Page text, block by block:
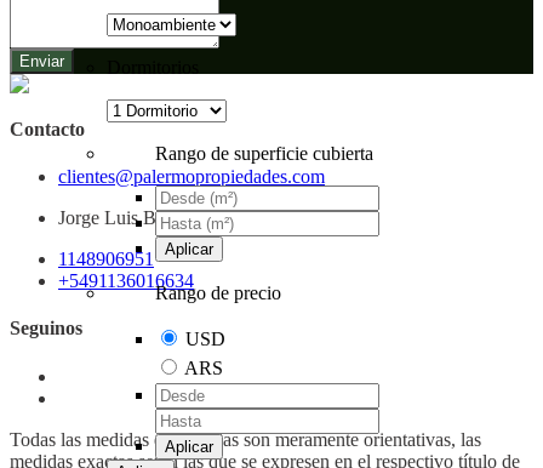
Rango de superficie cubierta
Aplicar
Rango de precio
USD
ARS
Aplicar
Enviar
Contacto
clientes@palermopropiedades.com
Jorge Luis Borges 2149, Palermo, CABA
1148906951
+5491136016634
Seguinos
Todas las medidas enunciadas son meramente orientativas, las
medidas exactas serán las que se expresen en el respectivo título de